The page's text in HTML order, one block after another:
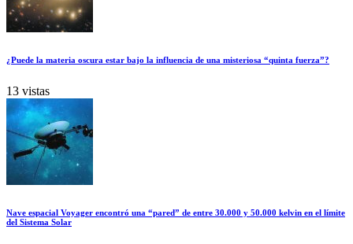
¿Puede la materia oscura estar bajo la influencia de una misteriosa “quinta fuerza”?
13 vistas
Nave espacial Voyager encontró una “pared” de entre 30.000 y 50.000 kelvin en el límite
del Sistema Solar